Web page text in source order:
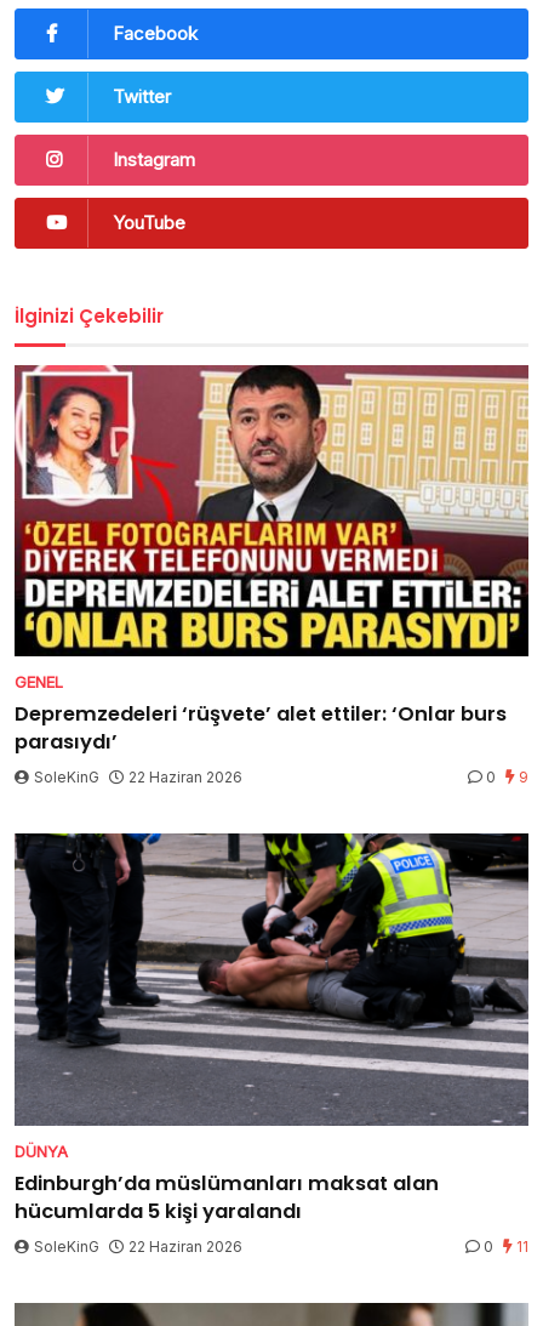
Facebook
Twitter
Instagram
YouTube
İlginizi Çekebilir
GENEL
Depremzedeleri ‘rüşvete’ alet ettiler: ‘Onlar burs
parasıydı’
SoleKinG 22 Haziran 2026 0 9
DÜNYA
Edinburgh’da müslümanları maksat alan
hücumlarda 5 kişi yaralandı
SoleKinG 22 Haziran 2026 0 11